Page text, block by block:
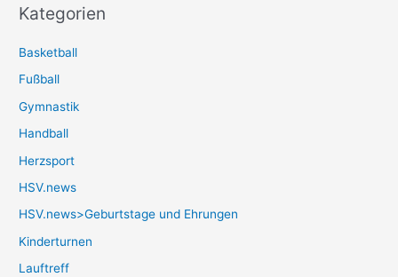
Kategorien
Basketball
Fußball
Gymnastik
Handball
Herzsport
HSV.news
HSV.news>Geburtstage und Ehrungen
Kinderturnen
Lauftreff